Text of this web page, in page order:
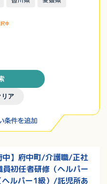
中
リア
中】府中町/介護職/正社
初任者研修（ヘルパー
ルパー1級）/託児所あ